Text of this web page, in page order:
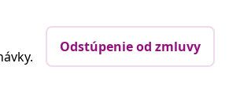
Odstúpenie od zmluvy